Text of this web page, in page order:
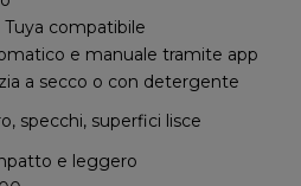
Tuya compatibile
e manuale tramite app
a secco o con detergente
specchi, superfici lisce
e leggero